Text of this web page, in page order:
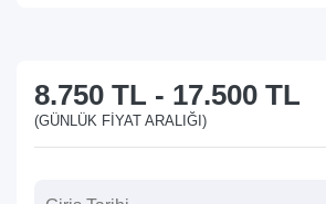
8.750 TL - 17.500 TL
(GÜNLÜK FIYAT ARALIĞI)